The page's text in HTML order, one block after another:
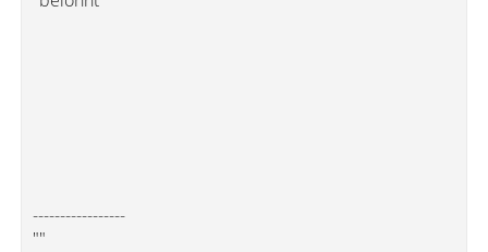
-----------------
""